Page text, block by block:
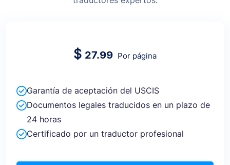
$ 27.99 Por página
Garantía de aceptación del USCIS
Documentos legales traducidos en un plazo de
24 horas
Certificado por un traductor profesional